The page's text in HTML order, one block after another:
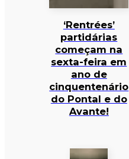
‘Rentrées’
partidárias
começam na
sexta-feira em
ano de
cinquentenário
do Pontal e do
Avante!